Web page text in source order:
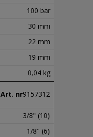
100 bar
30 mm
22 mm
19 mm
0,04 kg
Art. nr9157312
3/8" (10)
1/8" (6)